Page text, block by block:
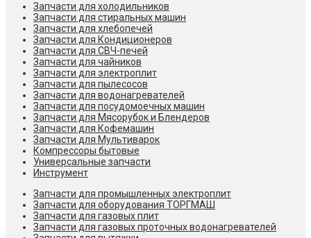
Запчасти для холодильников
Запчасти для стиральных машин
Запчасти для хлебопечей
Запчасти для Кондиционеров
Запчасти для СВЧ-печей
Запчасти для чайников
Запчасти для электроплит
Запчасти для пылесосов
Запчасти для водонагревателей
Запчасти для посудомоечных машин
Запчасти для Мясорубок и Блендеров
Запчасти для Кофемашин
Запчасти для Мультиварок
Компрессоры бытовые
Универсальные запчасти
Инструмент
Запчасти для промышленных электроплит
Запчасти для оборудования ТОРГМАШ
Запчасти для газовых плит
Запчасти для газовых проточных водонагревателей